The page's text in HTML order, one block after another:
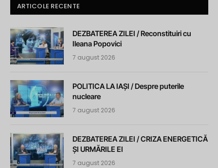
ARTICOLE RECENTE
DEZBATEREA ZILEI / Reconstituiri cu
Ileana Popovici
7 august 2026
POLITICA LA IAȘI / Despre puterile
nucleare
7 august 2026
DEZBATEREA ZILEI / CRIZA ENERGETICĂ
ȘI URMĂRILE EI
7 august 2026